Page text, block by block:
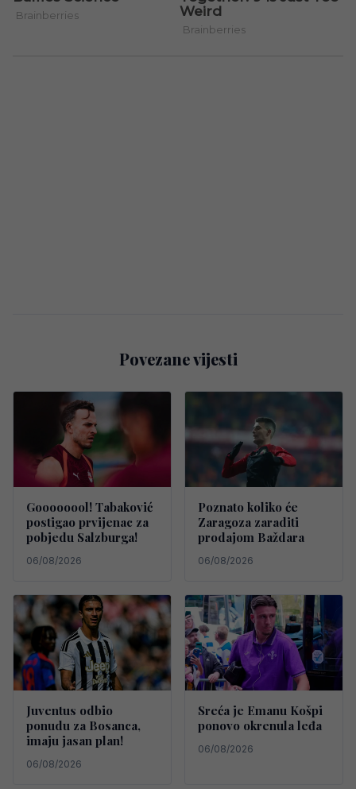
Povezane vijesti
Goooooool! Tabaković
postigao prvijenac za
pobjedu Salzburga!
06/08/2026
Poznato koliko će
Zaragoza zaraditi
prodajom Baždara
06/08/2026
Juventus odbio
ponudu za Bosanca,
imaju jasan plan!
06/08/2026
Sreća je Emanu Košpi
ponovo okrenula leđa
06/08/2026